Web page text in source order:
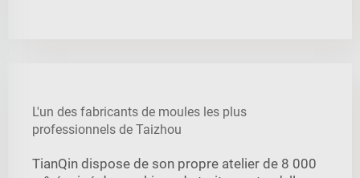
L'un des fabricants de moules les plus
professionnels de Taizhou
TianQin dispose de son propre atelier de 8 000